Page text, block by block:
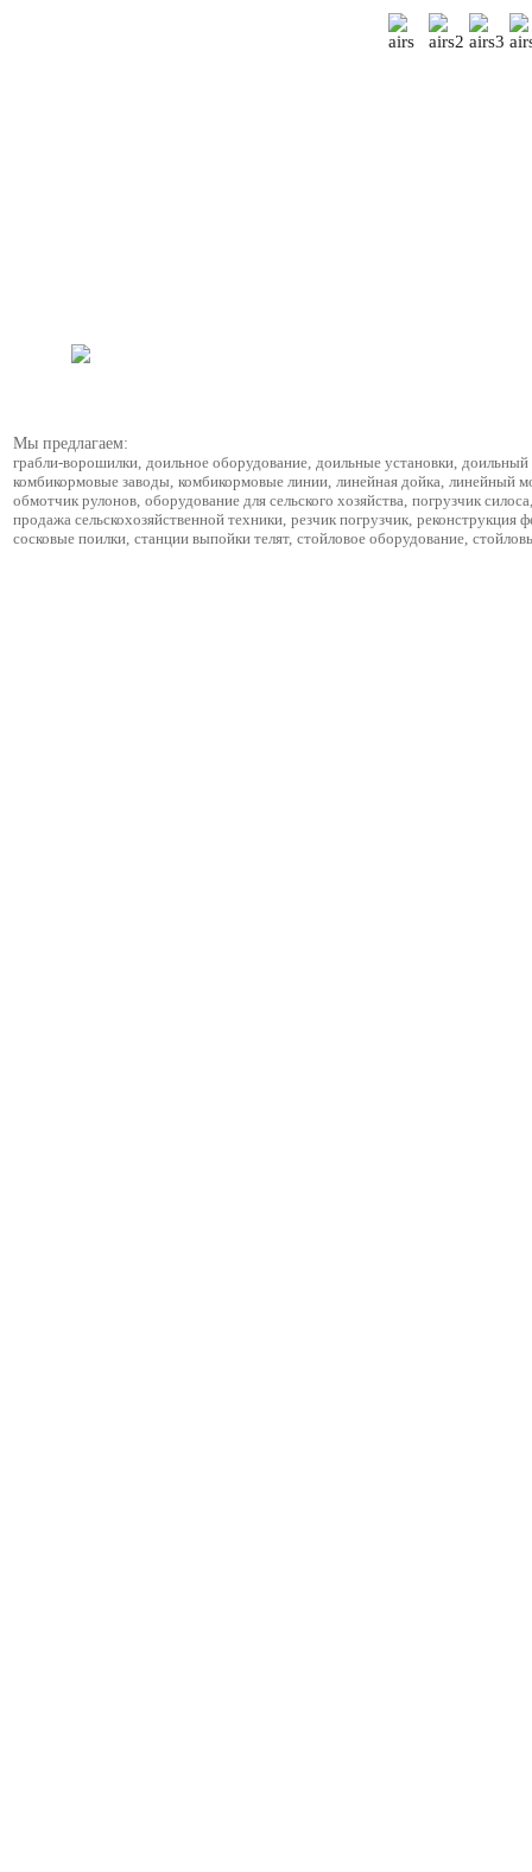
Мы предлагаем:
грабли-ворошилки, доильное оборудование, доильные установки, доильный
комбикормовые заводы, комбикормовые линии, линейная дойка, линейный
обмотчик рулонов, оборудование для сельского хозяйства, погрузчик силоса,
продажа сельскохозяйственной техники, резчик погрузчик, реконструкция
сосковые поилки, станции выпойки телят, стойловое оборудование,